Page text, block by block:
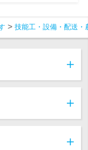
技能工・設備・配送・